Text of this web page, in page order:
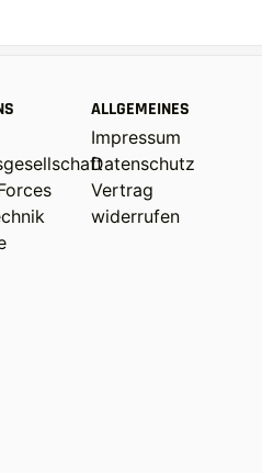
ALLGEMEINES
Impressum
Datenschutz
Vertrag
widerrufen